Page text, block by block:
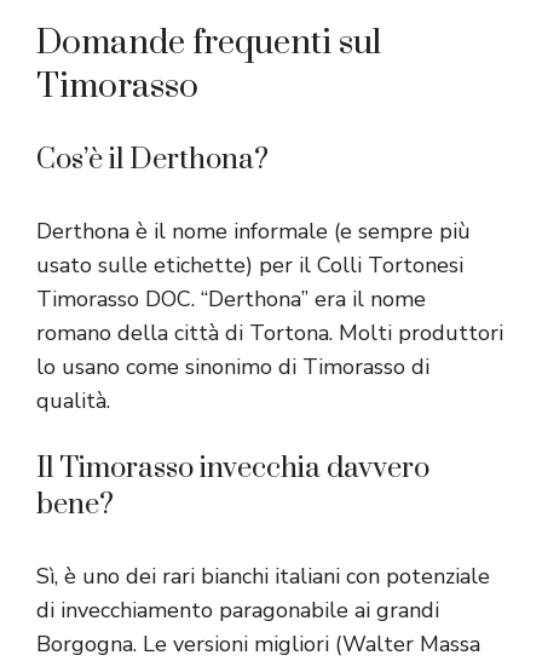
Domande frequenti sul
Timorasso
Cos’è il Derthona?
Derthona è il nome informale (e sempre più
usato sulle etichette) per il Colli Tortonesi
Timorasso DOC. “Derthona” era il nome
romano della città di Tortona. Molti produttori
lo usano come sinonimo di Timorasso di
qualità.
Il Timorasso invecchia davvero
bene?
Sì, è uno dei rari bianchi italiani con potenziale
di invecchiamento paragonabile ai grandi
Borgogna. Le versioni migliori (Walter Massa